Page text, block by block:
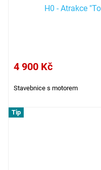
H0 - Atrakce
4 900 Kč
Stavebnice s motorem
Tip